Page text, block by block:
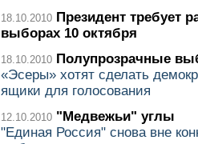
18.10.2010 Президент требует
выборах 10 октября
18.10.2010 Полупрозрачные
«Эсеры» хотят сделать
ящики для голосования
12.10.2010 "Медвежьи" углы
"Единая Россия" снова вне